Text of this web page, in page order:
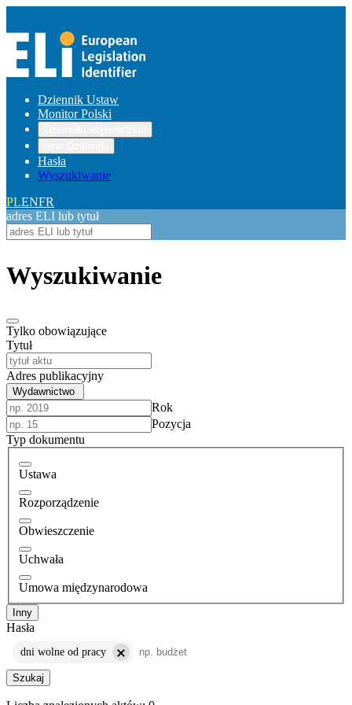
Dziennik Ustaw
Monitor Polski
Hasła
Wyszukiwanie
PLENFR
adres ELI lub tytuł
Wyszukiwanie
Tylko obowiązujące
Tytuł
Adres publikacyjny
Wydawnictwo
Rok
Pozycja
Typ dokumentu
Ustawa
Rozporządzenie
Obwieszczenie
Uchwała
Umowa międzynarodowa
Inny
Hasła
dni wolne od pracy
Szukaj